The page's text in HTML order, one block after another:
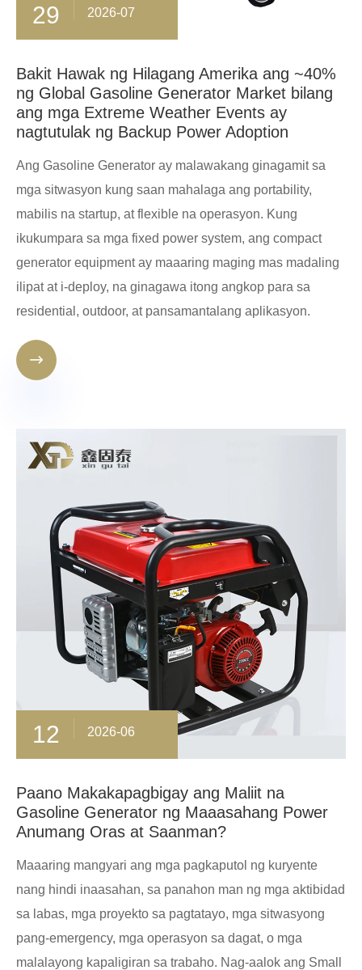
29 2026-07
Bakit Hawak ng Hilagang Amerika ang ~40%
ng Global Gasoline Generator Market bilang
ang mga Extreme Weather Events ay
nagtutulak ng Backup Power Adoption
Ang Gasoline Generator ay malawakang ginagamit sa
mga sitwasyon kung saan mahalaga ang portability,
mabilis na startup, at flexible na operasyon. Kung
ikukumpara sa mga fixed power system, ang compact
generator equipment ay maaaring maging mas madaling
ilipat at i-deploy, na ginagawa itong angkop para sa
residential, outdoor, at pansamantalang aplikasyon.

12 2026-06
Paano Makakapagbigay ang Maliit na
Gasoline Generator ng Maaasahang Power
Anumang Oras at Saanman?
Maaaring mangyari ang mga pagkaputol ng kuryente
nang hindi inaasahan, sa panahon man ng mga aktibidad
sa labas, mga proyekto sa pagtatayo, mga sitwasyong
pang-emergency, mga operasyon sa dagat, o mga
malalayong kapaligiran sa trabaho. Nag-aalok ang Small